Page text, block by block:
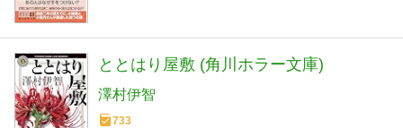
ととはり屋敷 (角川ホラー文庫)
澤村伊智
733